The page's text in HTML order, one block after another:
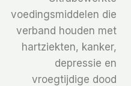
voedingsmiddelen die
verband houden met
hartziekten, kanker,
depressie en
vroegtijdige dood